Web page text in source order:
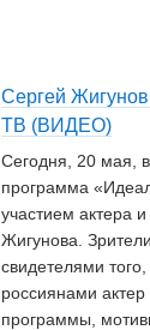
Сергей
ТВ (ВИДЕО)
Сегодня, 20 мая,
программа
участием актера
Жигунова.
свидетелями
россиянами
программы,